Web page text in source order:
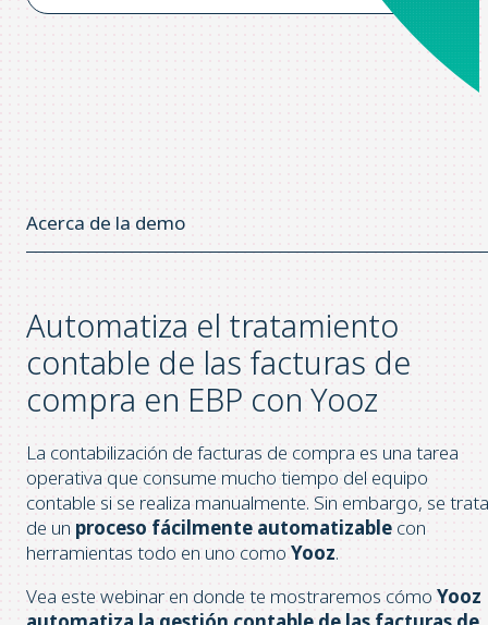
Acerca de la demo
Automatiza el tratamiento
contable de las facturas de
compra en EBP con Yooz
La contabilización de facturas de compra es una tarea
operativa que consume mucho tiempo del equipo
contable si se realiza manualmente. Sin embargo, se trata
de un proceso fácilmente automatizable con
herramientas todo en uno como Yooz.
Vea este webinar en donde te mostraremos cómo Yooz